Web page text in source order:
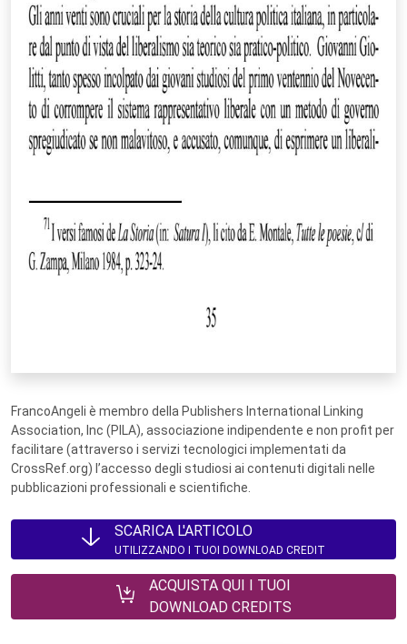
FrancoAngeli è membro della Publishers International Linking
Association, Inc (PILA), associazione indipendente e non profit per
facilitare (attraverso i servizi tecnologici implementati da
CrossRef.org) l’accesso degli studiosi ai contenuti digitali nelle
pubblicazioni professionali e scientifiche.
SCARICA L'ARTICOLO
UTILIZZANDO I TUOI DOWNLOAD CREDIT
ACQUISTA QUI I TUOI
DOWNLOAD CREDITS